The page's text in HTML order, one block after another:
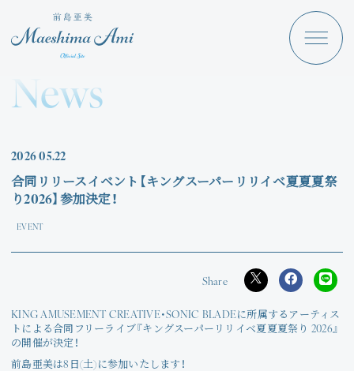
Maeshima Ami Discography
News
Store
Angraecum Login
Join
News
202605.22
合同リリースイベント【キングスーパーリリイベ夏夏夏祭
り2026】参加決定！
EVENT
KING AMUSEMENT CREATIVE・SONIC BLADEに所属するアーティス
トによる合同フリーライブ『キングスーパーリリイベ夏夏夏祭り 2026』
の開催が決定！
前島亜美は8日(土)に参加いたします！